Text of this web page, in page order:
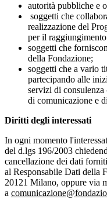
autorità pubbliche e
soggetti che
realizzazione del
per il
soggetti che
della Fondazione;
soggetti che a vario
partecipando alle
servizi di
di comunicazione e
Diritti degli interessati
In ogni momento
del d.lgs 196/2003
cancellazione dei dati
al Responsabile Dati della
20121 Milano, oppure via
a